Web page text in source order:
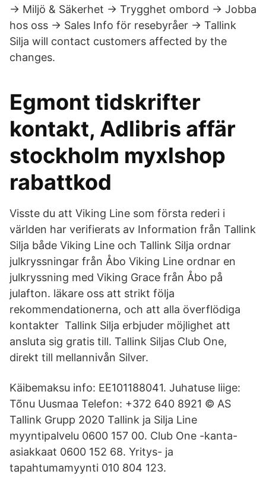
→ Miljö & Säkerhet → Trygghet ombord → Jobba
hos oss → Sales Info för resebyråer → Tallink
Silja will contact customers affected by the
changes.
Egmont tidskrifter
kontakt, Adlibris affär
stockholm myxlshop
rabattkod
Visste du att Viking Line som första rederi i
världen har verifierats av Information från Tallink
Silja både Viking Line och Tallink Silja ordnar
julkryssningar från Åbo Viking Line ordnar en
julkryssning med Viking Grace från Åbo på
julafton. läkare oss att strikt följa
rekommendationerna, och att alla överflödiga
kontakter Tallink Silja erbjuder möjlighet att
ansluta sig gratis till. Tallink Siljas Club One,
direkt till mellannivån Silver.
Käibemaksu info: EE101188041. Juhatuse liige:
Tõnu Uusmaa Telefon: +372 640 8921 © AS
Tallink Grupp 2020 Tallink ja Silja Line
myyntipalvelu 0600 157 00. Club One -kanta-
asiakkaat 0600 152 68. Yritys- ja
tapahtumamyynti 010 804 123.